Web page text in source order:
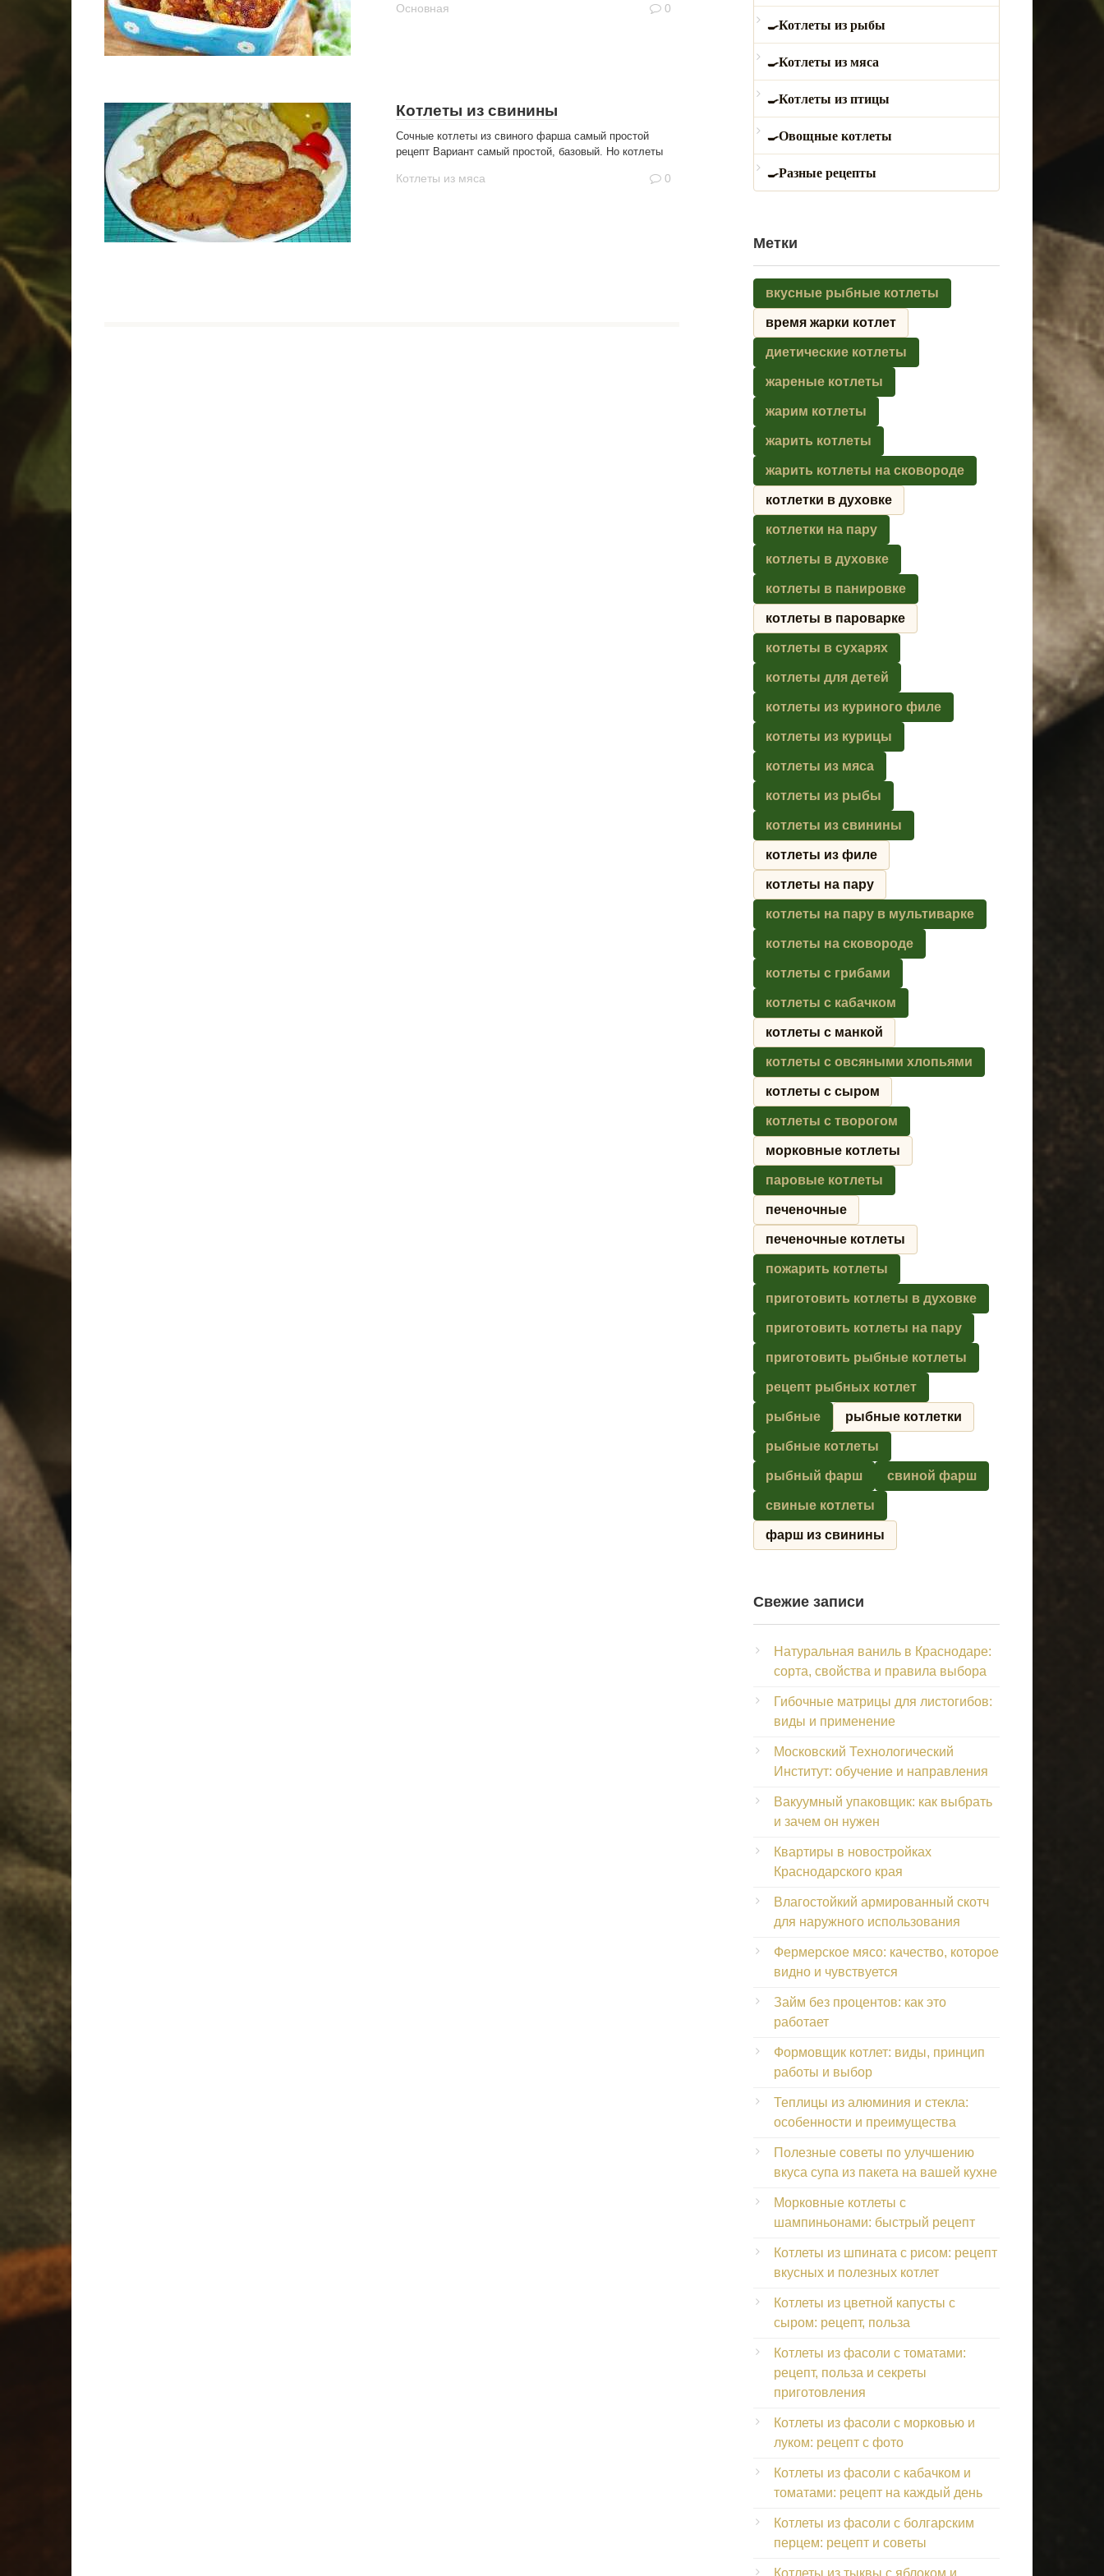
Основная 0
Котлеты из свинины
Сочные котлеты из свиного фарша самый простой
рецепт Вариант самый простой, базовый. Но котлеты
Котлеты из мяса 0
Котлеты из рыбы
Котлеты из мяса
Котлеты из птицы
Овощные котлеты
Разные рецепты
Метки
вкусные рыбные котлеты
время жарки котлет
диетические котлеты
жареные котлеты
жарим котлеты
жарить котлеты
жарить котлеты на сковороде
котлетки в духовке
котлетки на пару
котлеты в духовке
котлеты в панировке
котлеты в пароварке
котлеты в сухарях
котлеты для детей
котлеты из куриного филе
котлеты из курицы
котлеты из мяса
котлеты из рыбы
котлеты из свинины
котлеты из филе
котлеты на пару
котлеты на пару в мультиварке
котлеты на сковороде
котлеты с грибами
котлеты с кабачком
котлеты с манкой
котлеты с овсяными хлопьями
котлеты с сыром
котлеты с творогом
морковные котлеты
паровые котлеты
печеночные
печеночные котлеты
пожарить котлеты
приготовить котлеты в духовке
приготовить котлеты на пару
приготовить рыбные котлеты
рецепт рыбных котлет
рыбные рыбные котлетки
рыбные котлеты
рыбный фарш свиной фарш
свиные котлеты
фарш из свинины
Свежие записи
Натуральная ваниль в Краснодаре:
сорта, свойства и правила выбора
Гибочные матрицы для листогибов:
виды и применение
Московский Технологический
Институт: обучение и направления
Вакуумный упаковщик: как выбрать
и зачем он нужен
Квартиры в новостройках
Краснодарского края
Влагостойкий армированный скотч
для наружного использования
Фермерское мясо: качество, которое
видно и чувствуется
Займ без процентов: как это
работает
Формовщик котлет: виды, принцип
работы и выбор
Теплицы из алюминия и стекла:
особенности и преимущества
Полезные советы по улучшению
вкуса супа из пакета на вашей кухне
Морковные котлеты с
шампиньонами: быстрый рецепт
Котлеты из шпината с рисом: рецепт
вкусных и полезных котлет
Котлеты из цветной капусты с
сыром: рецепт, польза
Котлеты из фасоли с томатами:
рецепт, польза и секреты
приготовления
Котлеты из фасоли с морковью и
луком: рецепт с фото
Котлеты из фасоли с кабачком и
томатами: рецепт на каждый день
Котлеты из фасоли с болгарским
перцем: рецепт и советы
Котлеты из тыквы с яблоком и